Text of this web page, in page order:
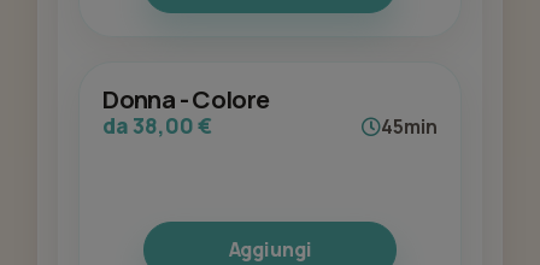
Donna - Colore
da 38,00 € 45min
Aggiungi